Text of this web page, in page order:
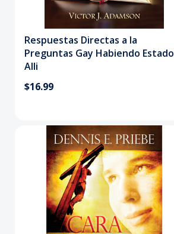
Respuestas Directas a la
Preguntas Gay Habiendo Estado
Alli
$16.99